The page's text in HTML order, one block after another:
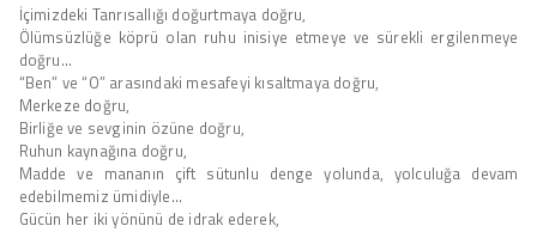
İçimizdeki Tanrısallığı doğurtmaya doğru,
Ölümsüzlüğe köprü olan ruhu inisiye etmeye ve sürekli ergilenmeye
doğru…
“Ben” ve “O” arasındaki mesafeyi kısaltmaya doğru,
Merkeze doğru,
Birliğe ve sevginin özüne doğru,
Ruhun kaynağına doğru,
Madde ve mananın çift sütunlu denge yolunda, yolculuğa devam
edebilmemiz ümidiyle…
Gücün her iki yönünü de idrak ederek,